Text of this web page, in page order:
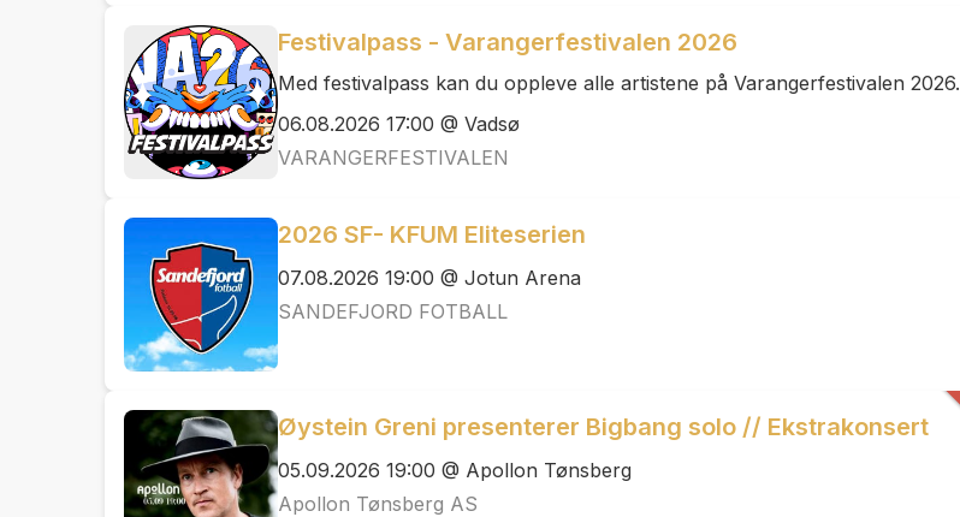
Festivalpass - Varangerfestivalen 2026
Med festivalpass kan du oppleve alle artistene på Varangerfestivalen 2026.
06.08.2026 17:00 @ Vadsø
VARANGERFESTIVALEN
2026 SF- KFUM Eliteserien
07.08.2026 19:00 @ Jotun Arena
SANDEFJORD FOTBALL
Øystein Greni presenterer Bigbang solo // Ekstrakonsert
05.09.2026 19:00 @ Apollon Tønsberg
Apollon Tønsberg AS